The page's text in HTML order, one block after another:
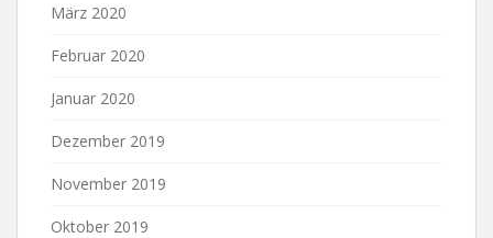
März 2020
Februar 2020
Januar 2020
Dezember 2019
November 2019
Oktober 2019